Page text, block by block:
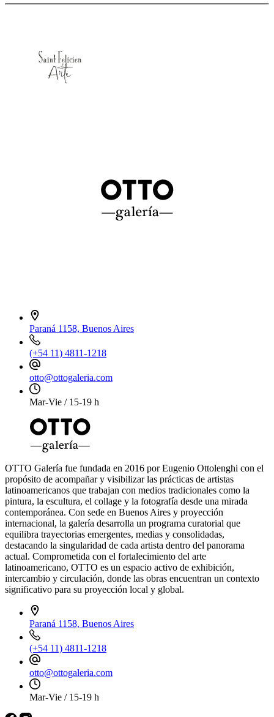
Paraná 1158, Buenos Aires
(+54 11) 4811-1218
otto@ottogaleria.com
Mar-Vie / 15-19 h
OTTO Galería fue fundada en 2016 por Eugenio Ottolenghi con el
propósito de acompañar y visibilizar las prácticas de artistas
latinoamericanos que trabajan con medios tradicionales como la
pintura, la escultura, el collage y la fotografía desde una mirada
contemporánea. Con sede en Buenos Aires y proyección
internacional, la galería desarrolla un programa curatorial que
equilibra trayectorias emergentes, medias y consolidadas,
destacando la singularidad de cada artista dentro del panorama
actual. Comprometida con el fortalecimiento del arte
latinoamericano, OTTO es un espacio activo de exhibición,
intercambio y circulación, donde las obras encuentran un contexto
significativo para su proyección local y global.
Paraná 1158, Buenos Aires
(+54 11) 4811-1218
otto@ottogaleria.com
Mar-Vie / 15-19 h